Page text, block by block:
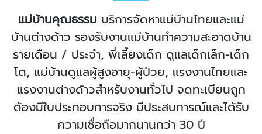
แม่บ้านคุณธรรม บริการจัดหาแม่บ้านไทยและแม่
บ้านต่างด้าว รองรับงานแม่บ้านทำความสะอาดบ้าน
รายเดือน / ประจำ, พี่เลี้ยงเด็ก ดูแลเด็กเล็ก-เด็ก
โต, แม่บ้านดูแลผู้สูงอายุ-ผู้ป่วย, แรงงานไทยและ
แรงงานต่างด้าวสำหรับงานทั่วไป จดทะเบียนถูก
ต้องมีใบประกอบการจริง มีประสบการณ์และได้รับ
ความเชื่อถือมากนานกว่า 30 ปี